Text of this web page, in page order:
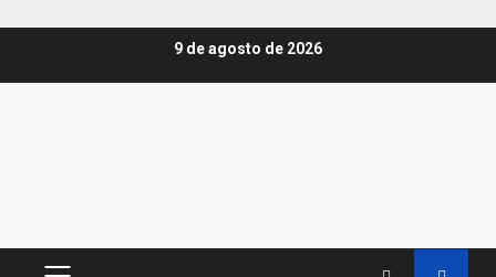
9 de agosto de 2026